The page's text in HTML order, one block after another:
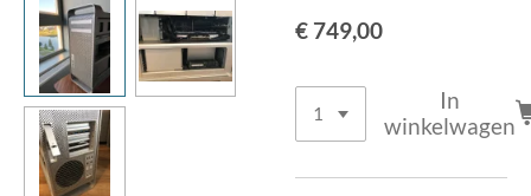
€ 749,00
In
winkelwagen